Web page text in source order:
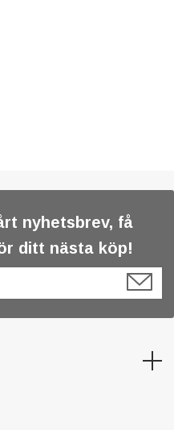
nyhetsbrev, få
ditt nästa köp!